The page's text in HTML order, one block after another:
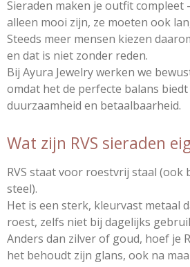
Sieraden maken je outfit compleet
alleen mooi zijn, ze moeten ook
Steeds meer mensen kiezen
en dat is niet zonder reden.
Bij Ayura Jewelry werken we
omdat het de perfecte balans
duurzaamheid en betaalbaarheid.
Wat zijn RVS sieraden
RVS staat voor roestvrij staal (ook
steel).
Het is een sterk, kleurvast metaal
roest, zelfs niet bij dagelijks
Anders dan zilver of goud, hoef je
het behoudt zijn glans, ook na